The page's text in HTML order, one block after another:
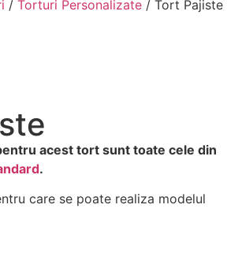
/ Torturi Personalizate / Tort Pajiste
acest tort sunt toate cele din
.
care se poate realiza modelul